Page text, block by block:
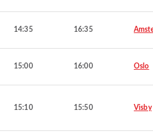
14:35 16:35
15:00 16:00 Oslo
15:10 15:50 Visby